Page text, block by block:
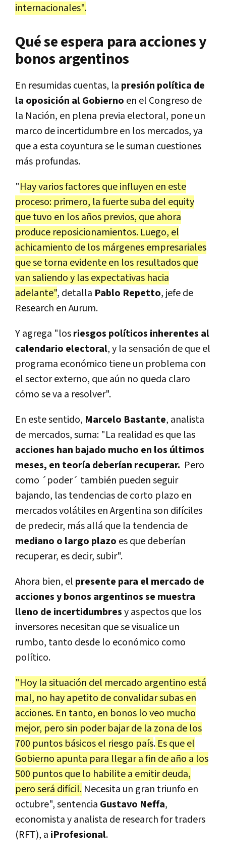
internacionales".
Qué se espera para acciones y
bonos argentinos
En resumidas cuentas, la presión política de
la oposición al Gobierno en el Congreso de
la Nación, en plena previa electoral, pone un
marco de incertidumbre en los mercados, ya
que a esta coyuntura se le suman cuestiones
más profundas.
"Hay varios factores que influyen en este
proceso: primero, la fuerte suba del equity
que tuvo en los años previos, que ahora
produce reposicionamientos. Luego, el
achicamiento de los márgenes empresariales
que se torna evidente en los resultados que
van saliendo y las expectativas hacia
adelante", detalla Pablo Repetto, jefe de
Research en Aurum.
Y agrega "losriesgos políticos inherentes al
calendario electoral, y la sensación de que el
programa económico tiene un problema con
el sector externo, que aún no queda claro
cómo se va a resolver".
En este sentido, Marcelo Bastante, analista
de mercados, suma: "La realidad es que las
acciones han bajado mucho en los últimos
meses, en teoría deberían recuperar. Pero
como ´poder´ también pueden seguir
bajando, las tendencias de corto plazo en
mercados volátiles en Argentina son difíciles
de predecir, más allá que la tendencia de
mediano o largo plazo es que deberían
recuperar, es decir, subir".
Ahora bien, el presente para el mercado de
acciones y bonos argentinos se muestra
lleno de incertidumbresy aspectos que los
inversores necesitan que se visualice un
rumbo, tanto desde lo económico como
político.
"Hoy la situación del mercado argentino está
mal, no hay apetito de convalidar subas en
acciones. En tanto, en bonos lo veo mucho
mejor, pero sin poder bajar de la zona de los
700 puntos básicos el riesgo país. Es que el
Gobierno apunta para llegar a fin de año a los
500 puntos que lo habilite a emitir deuda,
pero será difícil. Necesita un gran triunfo en
octubre", sentencia Gustavo Neffa,
economista y analista de research for traders
(RFT), a iProfesional.